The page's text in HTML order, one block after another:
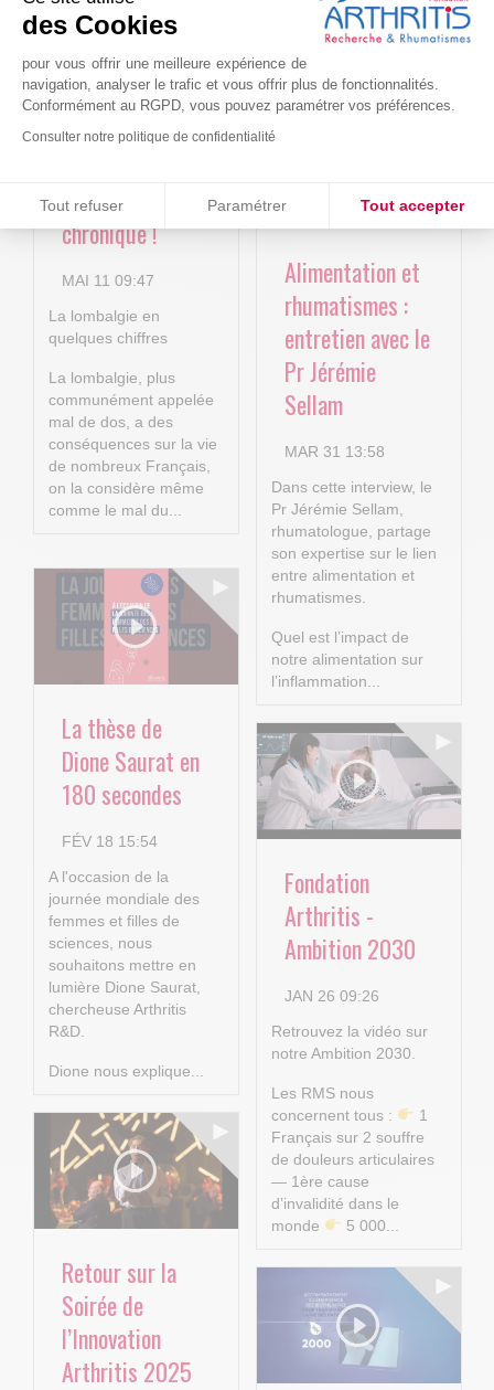
des Cookies
pour vous offrir une meilleure expérience de
navigation, analyser le trafic et vous offrir plus de fonctionnalités.
Conformément au RGPD, vous pouvez paramétrer vos préférences.
Consulter notre politique de confidentialité
Tout refuser Paramétrer Tout accepter
Axeptio consent
Plateforme de Gestion du Consentement : Personnalisez vos
Notre plateforme vous permet d'adapter et de gérer vos
4P : Les
nouvelles
technologies
numériques au
lombalgie
chronique !
MAI 11 09:47
La lombalgie en
quelques chiffres
La lombalgie, plus
communément appelée
mal de dos, a des
conséquences sur la vie
de nombreux Français,
on la considère même
comme le mal du...
Cure-RA
AVR 22 15:01
Alimentation et
rhumatismes :
entretien avec le
Pr Jérémie
Sellam
MAR 31 13:58
Dans cette interview, le
Pr Jérémie Sellam,
rhumatologue, partage
son expertise sur le lien
entre alimentation et
rhumatismes.
Quel est l’impact de
notre alimentation sur
l’inflammation...
La thèse de
Dione Saurat en
180 secondes
FÉV 18 15:54
A l'occasion de la
journée mondiale des
femmes et filles de
sciences, nous
souhaitons mettre en
lumière Dione Saurat,
chercheuse Arthritis
R&D.
Dione nous explique...
Fondation
Arthritis -
Ambition 2030
JAN 26 09:26
Retrouvez la vidéo sur
notre Ambition 2030.
Les RMS nous
concernent tous :
1
Français sur 2 souffre
de douleurs articulaires
— 1ère cause
d’invalidité dans le
monde
5 000...
Retour sur la
Soirée de
l’Innovation
Arthritis 2025